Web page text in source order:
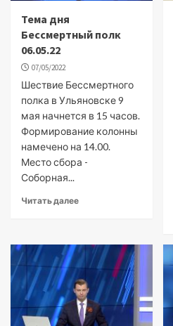
Тема дня
Бессмертный полк
06.05.22
07/05/2022
Шествие Бессмертного
полка в Ульяновске 9
мая начнется в 15 часов.
Формирование колонны
намечено на 14.00.
Место сбора -
Соборная...
Читать далее